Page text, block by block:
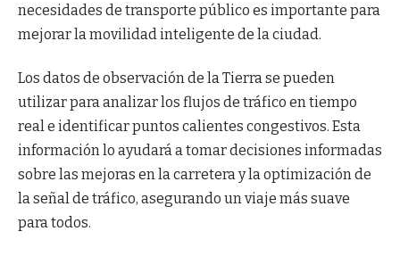
necesidades de transporte público es importante para
mejorar la movilidad inteligente de la ciudad.
Los datos de observación de la Tierra se pueden
utilizar para analizar los flujos de tráfico en tiempo
real e identificar puntos calientes congestivos. Esta
información lo ayudará a tomar decisiones informadas
sobre las mejoras en la carretera y la optimización de
la señal de tráfico, asegurando un viaje más suave
para todos.